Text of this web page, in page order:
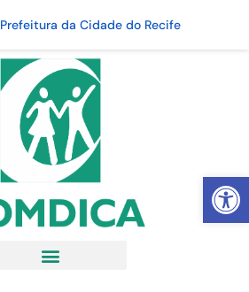
Abrir
Prefeitura da Cidade do Recife